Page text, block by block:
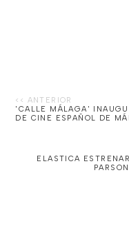
'CALLE MÁLAGA'
DE CINE ESPAÑOL DE
ELASTICA